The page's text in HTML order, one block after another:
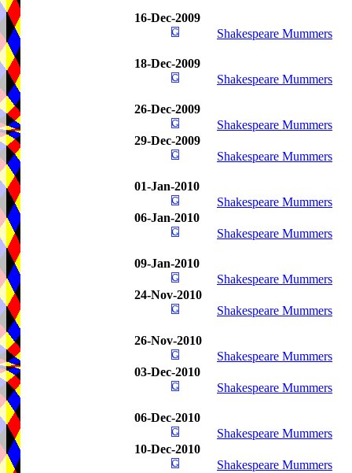
16-Dec-2009
Shakespeare Mummers
18-Dec-2009
Shakespeare Mummers
26-Dec-2009
Shakespeare Mummers
29-Dec-2009
Shakespeare Mummers
01-Jan-2010
Shakespeare Mummers
06-Jan-2010
Shakespeare Mummers
09-Jan-2010
Shakespeare Mummers
24-Nov-2010
Shakespeare Mummers
26-Nov-2010
Shakespeare Mummers
03-Dec-2010
Shakespeare Mummers
06-Dec-2010
Shakespeare Mummers
10-Dec-2010
Shakespeare Mummers